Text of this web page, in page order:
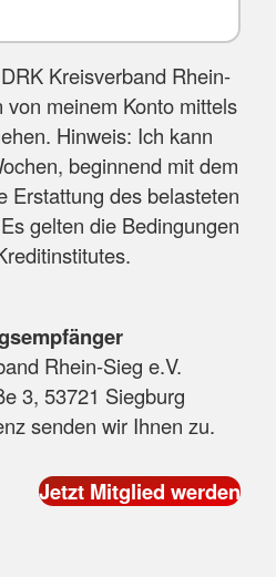
Kreisverband Rhein-
von meinem Konto mittels
Hinweis: Ich kann
beginnend mit dem
Erstattung des belasteten
gelten die Bedingungen
Rhein-Sieg e.V.
3, 53721 Siegburg
senden wir Ihnen zu.